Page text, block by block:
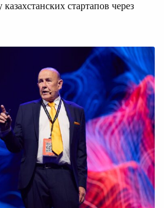
стартапов через